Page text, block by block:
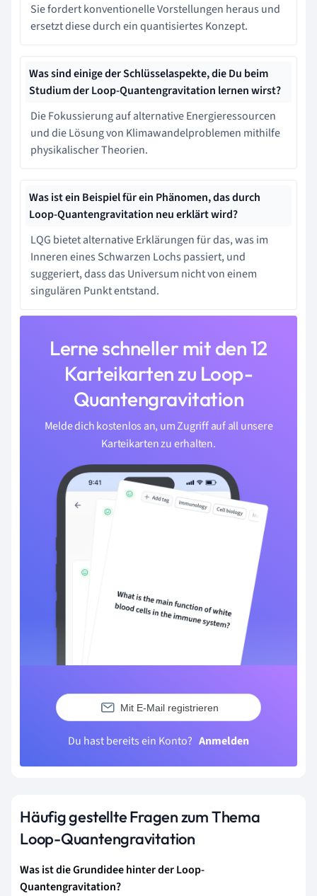
Sie fordert konventionelle Vorstellungen heraus und
ersetzt diese durch ein quantisiertes Konzept.
Was sind einige der Schlüsselaspekte, die Du beim
Studium der Loop-Quantengravitation lernen wirst?
Die Fokussierung auf alternative Energieressourcen
und die Lösung von Klimawandelproblemen mithilfe
physikalischer Theorien.
Was ist ein Beispiel für ein Phänomen, das durch
Loop-Quantengravitation neu erklärt wird?
LQG bietet alternative Erklärungen für das, was im
Inneren eines Schwarzen Lochs passiert, und
suggeriert, dass das Universum nicht von einem
singulären Punkt entstand.
Lerne schneller mit den 12
Karteikarten zu Loop-
Quantengravitation
Melde dich kostenlos an, um Zugriff auf all unsere
Karteikarten zu erhalten.
Mit E-Mail registrieren
Du hast bereits ein Konto? Anmelden
Häufig gestellte Fragen zum Thema
Loop-Quantengravitation
Was ist die Grundidee hinter der Loop-
Quantengravitation?